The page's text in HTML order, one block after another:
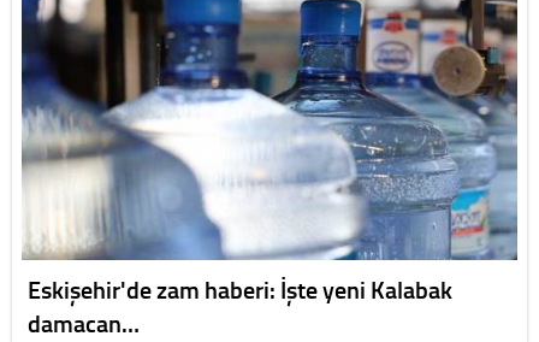
Eskişehir'de zam haberi: İşte yeni Kalabak
damacan…